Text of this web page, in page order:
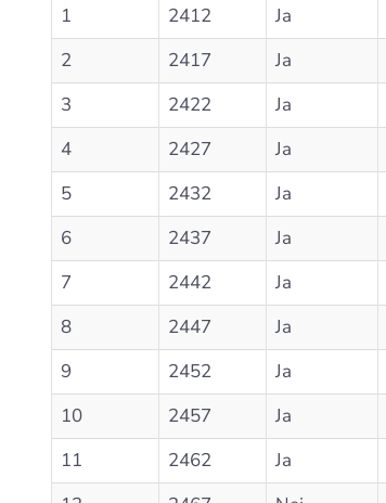
1
2412 Ja
2
2417 Ja
3
2422 Ja
4
2427 Ja
5
2432 Ja
6
2437 Ja
7
2442 Ja
8
2447 Ja
9
2452 Ja
10
2457 Ja
11
2462 Ja